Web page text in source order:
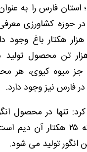
استان فارس را به
حوزه کشاورزی
استان ۳۶۵ هزار هکتار باغ
و ۳۰۰ هزار تن محصول
میوه کیوی، هر
فارس نیز وجود دارد.
تاکستان داریم که ۲۵